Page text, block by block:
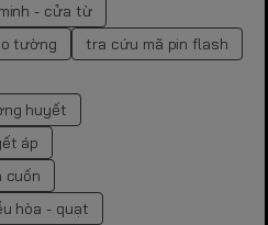
- cửa từ
tường
tra cứu mã pin flash
huyết
áp
cuốn
hòa - quạt